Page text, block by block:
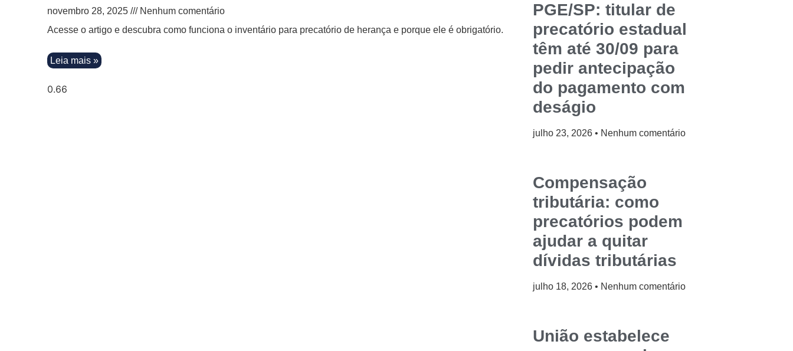
novembro 28, 2025
Nenhum comentário
Acesse o artigo e descubra como funciona o inventário para precatório de herança e porque ele é obrigatório.
Leia mais »
PGE/SP: titular de
precatório estadual
têm até 30/09 para
pedir antecipação
do pagamento com
deságio
julho 23, 2026 Nenhum comentário
Compensação
tributária: como
precatórios podem
ajudar a quitar
dívidas tributárias
julho 18, 2026 Nenhum comentário
União estabelece